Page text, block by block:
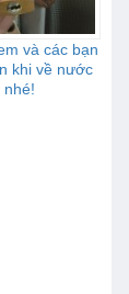
và các bạn
khi về nước
nhé!